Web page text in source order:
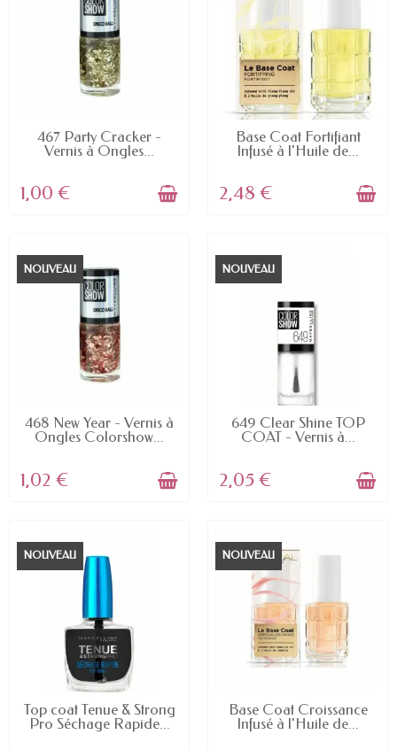
EN STOCK
467 Party Cracker -
Vernis à Ongles...
1,00 €
EN STOCK
Base Coat Fortifiant
Infusé à l'Huile de...
2,48 €
NOUVEAU
EN STOCK
468 New Year - Vernis à
Ongles Colorshow...
1,02 €
NOUVEAU
EN STOCK
649 Clear Shine TOP
COAT - Vernis à...
2,05 €
NOUVEAU
EN STOCK
Top coat Tenue & Strong
Pro Séchage Rapide...
NOUVEAU
EN STOCK
Base Coat Croissance
Infusé à l'Huile de...